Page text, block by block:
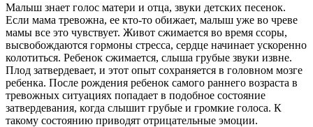
Малыш знает голос матери и отца, звуки детских песенок.
Если мама тревожна, ее кто-то обижает, малыш уже во чреве
мамы все это чувствует. Живот сжимается во время ссоры,
высвобождаются гормоны стресса, сердце начинает ускоренно
колотиться. Ребенок сжимается, слыша грубые звуки извне.
Плод затвердевает, и этот опыт сохраняется в головном мозге
ребенка. После рождения ребенок самого раннего возраста в
тревожных ситуациях попадает в подобное состояние
затвердевания, когда слышит грубые и громкие голоса. К
такому состоянию приводят отрицательные эмоции.